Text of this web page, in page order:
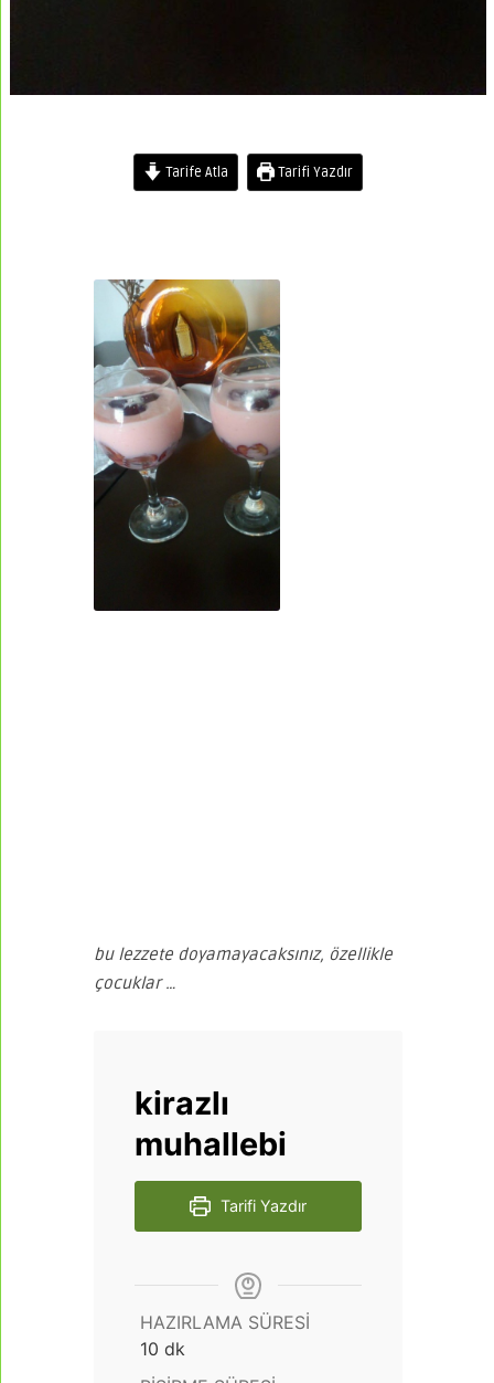
Tarife Atla Tarifi Yazdır
bu lezzete doyamayacaksınız, özellikle
çocuklar …
kirazlı
muhallebi
Tarifi Yazdır
HAZIRLAMA SÜRESI
10 dakika
dk